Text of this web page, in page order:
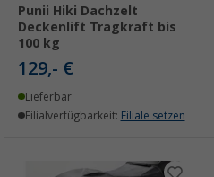
Punii Hiki Dachzelt
Deckenlift Tragkraft bis
100 kg
129,- €
Lieferbar
Filialverfügbarkeit: Filiale setzen